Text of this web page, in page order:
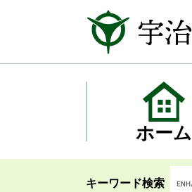
本
ホーム
キーワード検索